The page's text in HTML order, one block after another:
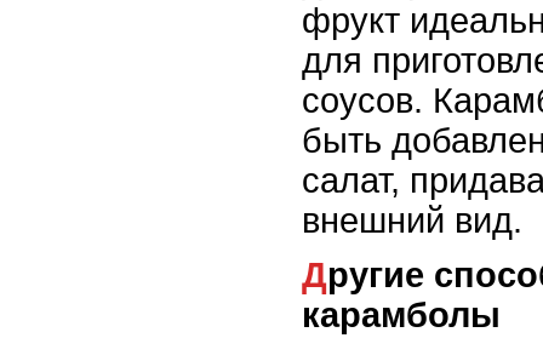
фрукт
для
соусов.
быть
салат,
внешний вид.
Другие способы использования
карамболы